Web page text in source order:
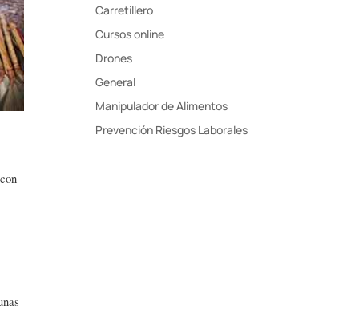
Carretillero
Cursos online
Drones
General
Manipulador de Alimentos
Prevención Riesgos Laborales